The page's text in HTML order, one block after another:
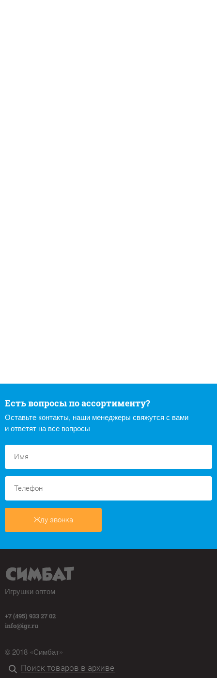
Есть вопросы по ассортименту?
Оставьте контакты, наши менеджеры свяжутся с вами
и ответят на все вопросы
Жду звонка
Игрушки оптом
+7 (495) 933 27 02
info@igr.ru
© 2018 «Симбат»